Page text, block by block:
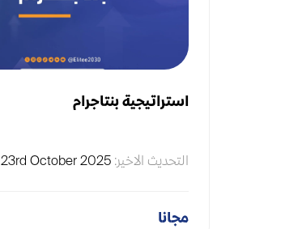
استراتيجية بنتاجرام
التحديث الاخير: 23rd October 2025
مجانا